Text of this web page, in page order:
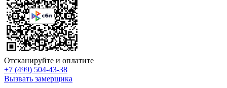
Отсканируйте и оплатите
+7 (499) 504-43-38
Вызвать замерщика